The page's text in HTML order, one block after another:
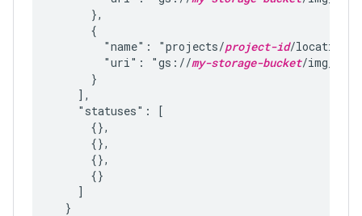
      },
      {
        "name": "projects/
project-id/locations/
        "uri": "gs://
my-storage-bucket/
      }
    ],
    "statuses": [
      {},
      {},
      {},
      {}
    ]
  }